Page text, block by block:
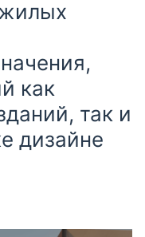
как
так и
дизайне